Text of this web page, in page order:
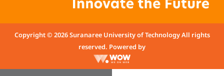
Copyright © 2026 Suranaree University of Technology All rights
reserved. Powered by